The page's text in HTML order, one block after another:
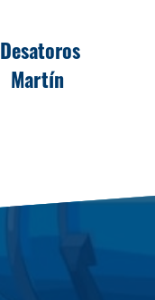
Desatoros
Martín